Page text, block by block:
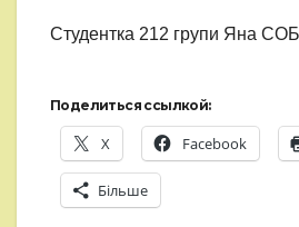
Студентка 212 групи Яна
Поделиться ссылкой:
X Facebook
Більше